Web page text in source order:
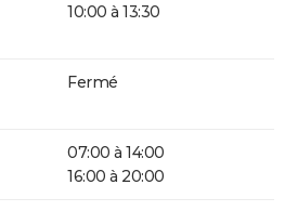
10:00 à 13:30
Fermé
07:00 à 14:00
16:00 à 20:00